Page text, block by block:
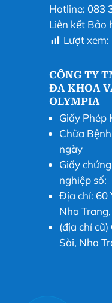
Hotline: 083
Liên kết Bảo
Lượt xem:
CÔNG TY
ĐA KHOA
OLYMPIA
Giấy Phép
Chữa
ngày
Giấy
nghiệp số:
Địa chỉ: 60
Nha
(địa chỉ cũ)
Sài, Nha